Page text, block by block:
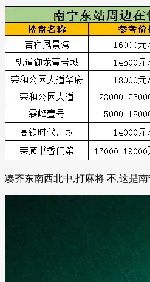
凑齐东南西北中,打麻将 不,这是